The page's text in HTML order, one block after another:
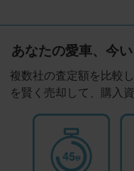
あなたの愛車、今い
複数社の査定額を比較
を賢く売却して、購入